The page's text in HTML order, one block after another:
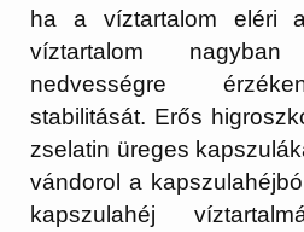
ha a víztartalom eléri
víztartalom
nedvességre
stabilitását. Erős
zselatin üreges
vándorol a
kapszulahéj